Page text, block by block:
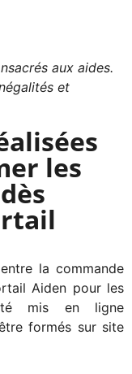
aux aides.
et
les
la commande
Aiden pour les
mis en ligne
formés sur site